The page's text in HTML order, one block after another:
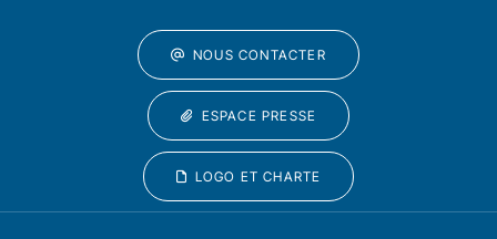
NOUS CONTACTER
ESPACE PRESSE
LOGO ET CHARTE